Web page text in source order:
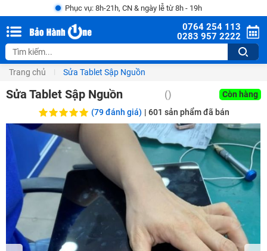
Phục vụ: 8h-21h, CN & ngày lễ từ 8h - 19h
0764 254 113
0283 957 2222
Trang chủ Sửa Tablet Sập Nguồn
Sửa Tablet Sập Nguồn ()
Còn hàng
(79 đánh giá) | 601 sản phẩm đã bán